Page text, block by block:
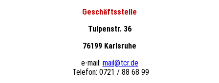
Geschäftsstelle
Tulpenstr. 36
76199 Karlsruhe
e-mail: mail@tcr.de
Telefon: 0721 / 88 68 99